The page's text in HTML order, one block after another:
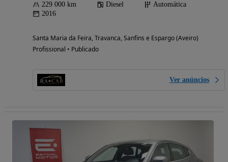
229 000 km Diesel
Automática
2016
Santa Maria da Feira, Travanca, Sanfins e Espargo (Aveiro)
Profissional • Publicado
Ver anúncios